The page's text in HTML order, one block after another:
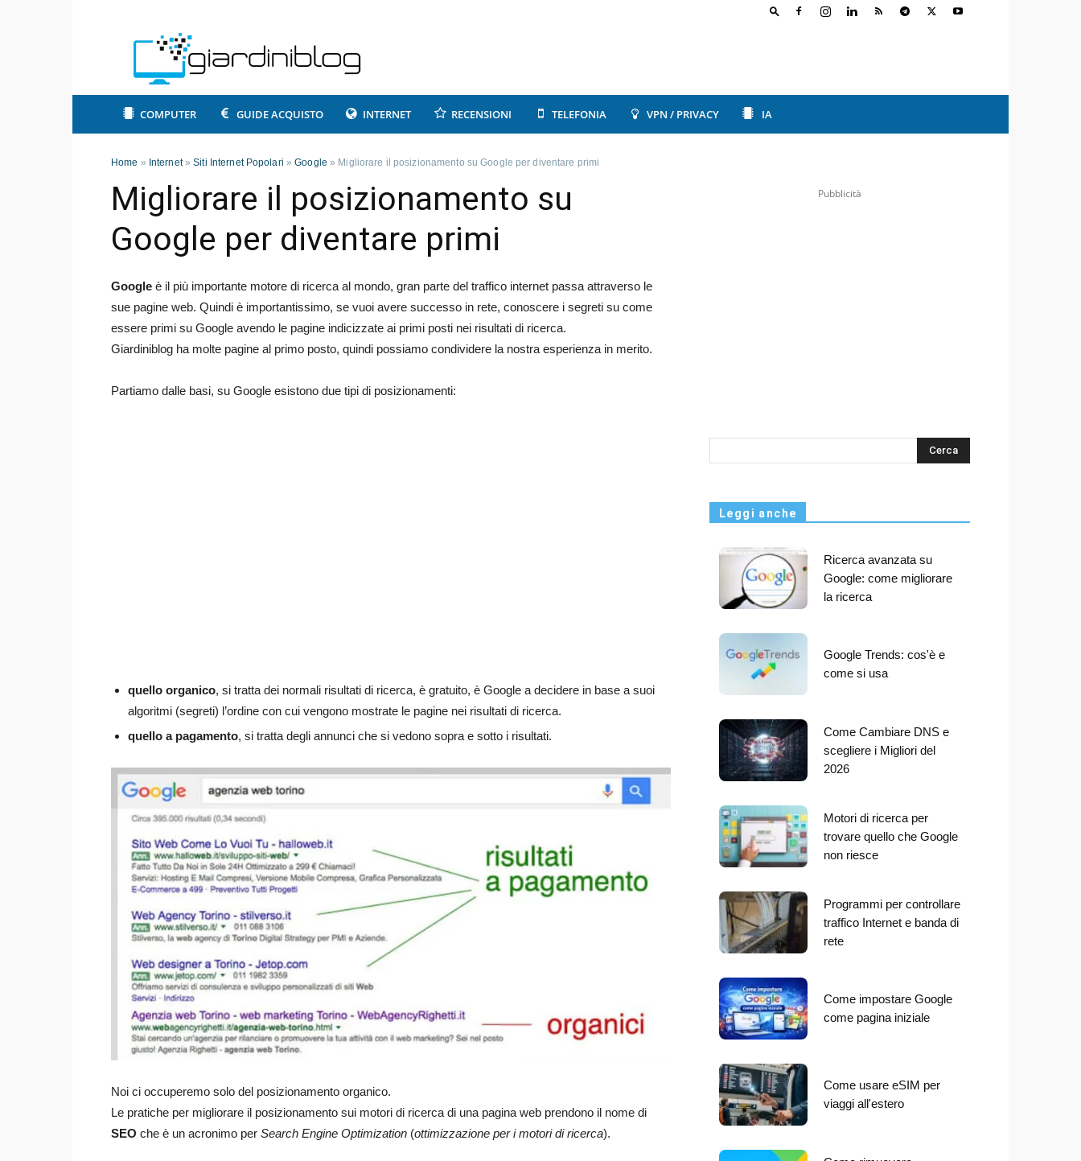
COMPUTER GUIDE ACQUISTO INTERNET RECENSIONI TELEFONIA VPN / PRIVACY IA
Home » Internet»Siti Internet Popolari »Google » Migliorare il posizionamento su Google per diventare primi
Migliorare il posizionamento su
Google per diventare primi
Google è il più importante motore di ricerca al mondo, gran parte del traffico internet passa attraverso le
sue pagine web. Quindi è importantissimo, se vuoi avere successo in rete, conoscere i segreti su come
essere primi su Google avendo le pagine indicizzate ai primi posti nei risultati di ricerca.
Giardiniblog ha molte pagine al primo posto, quindi possiamo condividere la nostra esperienza in merito.
Partiamo dalle basi, su Google esistono due tipi di posizionamenti:
quello organico, si tratta dei normali risultati di ricerca, è gratuito, è Google a decidere in base a suoi
algoritmi (segreti) l’ordine con cui vengono mostrate le pagine nei risultati di ricerca.
quello a pagamento, si tratta degli annunci che si vedono sopra e sotto i risultati.
Noi ci occuperemo solo del posizionamento organico.
Le pratiche per migliorare il posizionamento sui motori di ricerca di una pagina web prendono il nome di
SEO che è un acronimo per Search Engine Optimization (ottimizzazione per i motori di ricerca).
Pubblicità
s
Leggi anche
Ricerca avanzata su
Google: come migliorare
la ricerca
Google Trends: cos'è e
come si usa
Come Cambiare DNS e
scegliere i Migliori del
2026
Motori di ricerca per
trovare quello che Google
non riesce
Programmi per controllare
traffico Internet e banda di
rete
Come impostare Google
come pagina iniziale
Come usare eSIM per
viaggi all'estero